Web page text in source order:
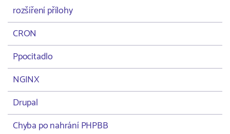
rozšíření přílohy
CRON
Ppocitadlo
NGINX
Drupal
Chyba po nahrání PHPBB